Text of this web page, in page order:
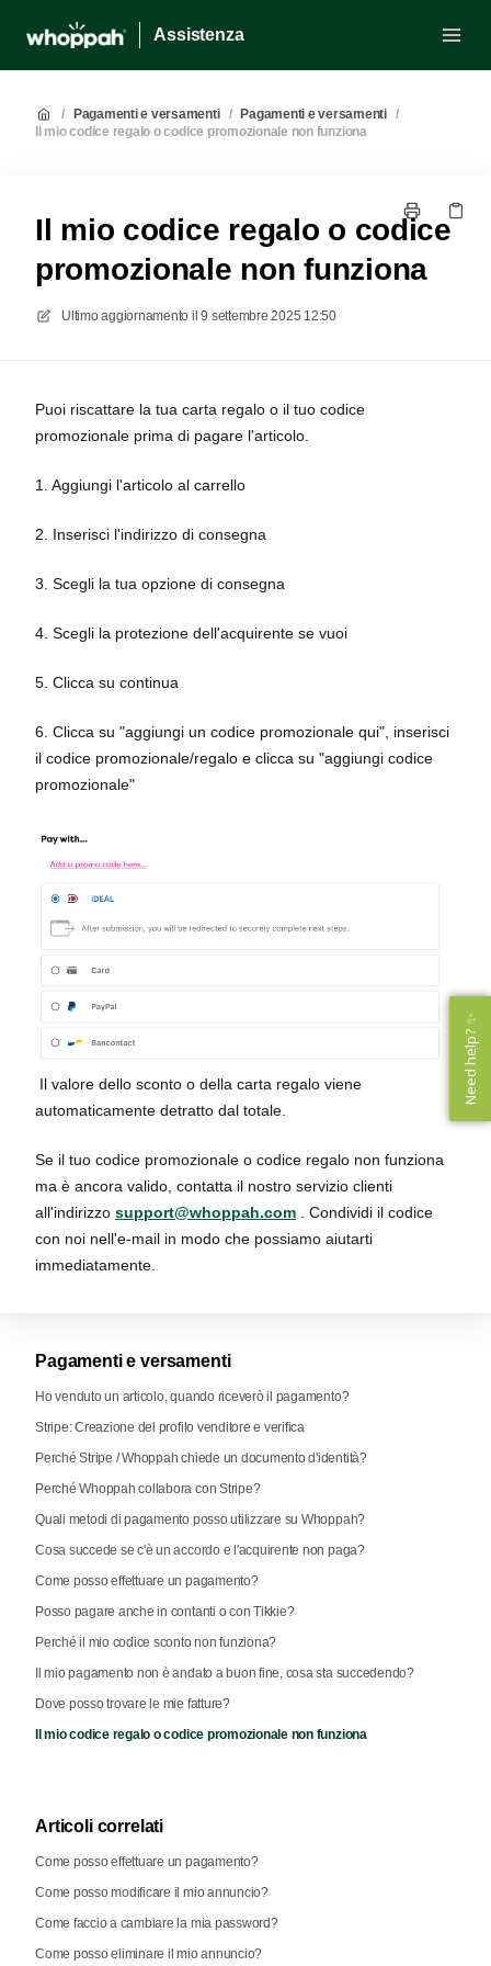
Assistenza
/ Pagamenti e versamenti / Pagamenti e versamenti /
Il mio codice regalo o codice promozionale non funziona
Il mio codice regalo o codice
promozionale non funziona
Ultimo aggiornamento il 9 settembre 2025 12:50
Puoi riscattare la tua carta regalo o il tuo codice
promozionale prima di pagare l'articolo.
1. Aggiungi l'articolo al carrello
2. Inserisci l'indirizzo di consegna
3. Scegli la tua opzione di consegna
4. Scegli la protezione dell'acquirente se vuoi
5. Clicca su continua
6. Clicca su "aggiungi un codice promozionale qui", inserisci
il codice promozionale/regalo e clicca su "aggiungi codice
promozionale"
Il valore dello sconto o della carta regalo viene
automaticamente detratto dal totale.
Se il tuo codice promozionale o codice regalo non funziona
ma è ancora valido, contatta il nostro servizio clienti
all'indirizzo support@whoppah.com . Condividi il codice
con noi nell'e-mail in modo che possiamo aiutarti
immediatamente.
Pagamenti e versamenti
Ho venduto un articolo, quando riceverò il pagamento?
Stripe: Creazione del profilo venditore e verifica
Perché Stripe / Whoppah chiede un documento d'identità?
Perché Whoppah collabora con Stripe?
Quali metodi di pagamento posso utilizzare su Whoppah?
Cosa succede se c'è un accordo e l'acquirente non paga?
Come posso effettuare un pagamento?
Posso pagare anche in contanti o con Tikkie?
Perché il mio codice sconto non funziona?
Il mio pagamento non è andato a buon fine, cosa sta succedendo?
Dove posso trovare le mie fatture?
Il mio codice regalo o codice promozionale non funziona
Articoli correlati
Come posso effettuare un pagamento?
Come posso modificare il mio annuncio?
Come faccio a cambiare la mia password?
Come posso eliminare il mio annuncio?
Need help? ✨
Need help? ✨